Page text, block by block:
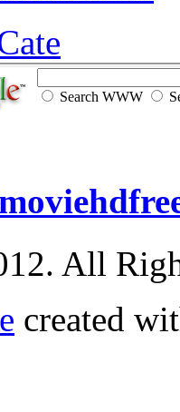
Search WWW
All
created